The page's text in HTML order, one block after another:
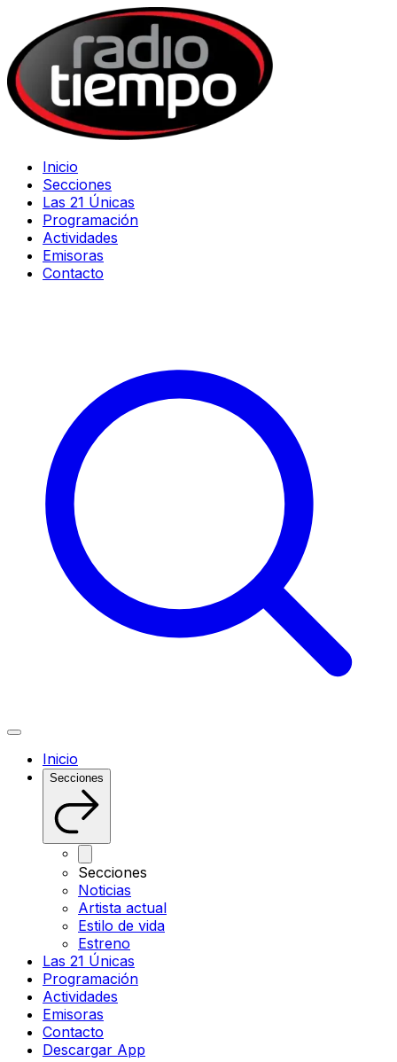
Inicio
Secciones
Las 21 Únicas
Programación
Actividades
Emisoras
Contacto
Inicio
Secciones
Secciones
Noticias
Artista actual
Estilo de vida
Estreno
Las 21 Únicas
Programación
Actividades
Emisoras
Contacto
Descargar App